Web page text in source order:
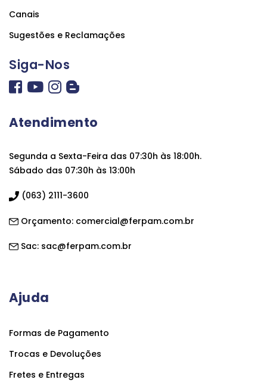
Canais
Sugestões e Reclamações
Siga-Nos
Atendimento
Segunda a Sexta-Feira das 07:30h às 18:00h.
Sábado das 07:30h às 13:00h
(063) 2111-3600
Orçamento: comercial@ferpam.com.br
Sac: sac@ferpam.com.br
Ajuda
Formas de Pagamento
Trocas e Devoluções
Fretes e Entregas